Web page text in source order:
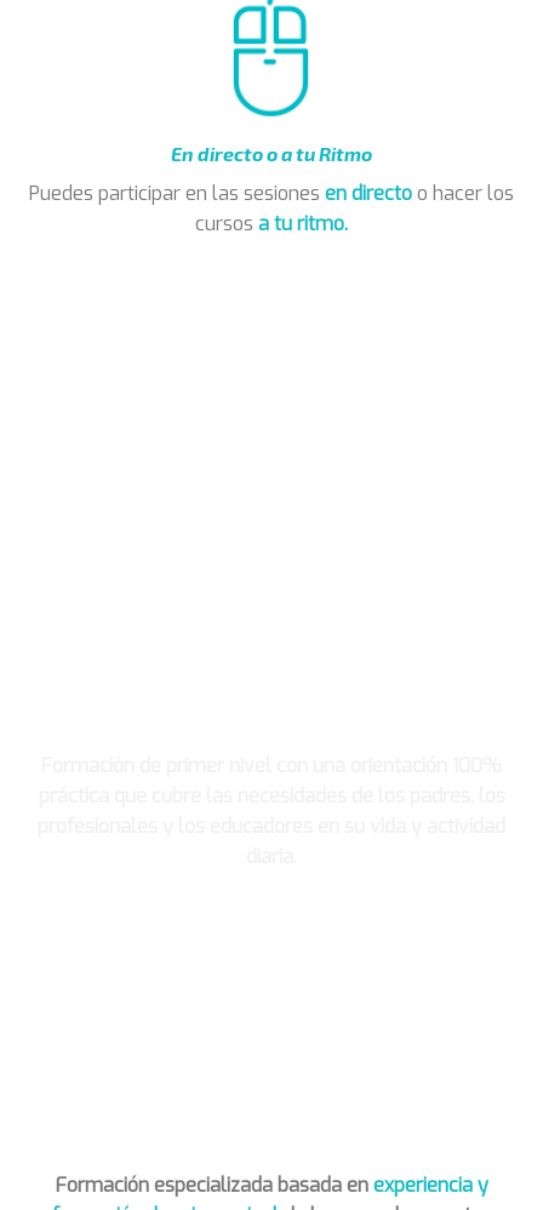
En directo o a tu Ritmo
Puedes participar en las sesiones en directoo hacer los
cursos a tu ritmo.
Formación especializada basada enexperiencia y